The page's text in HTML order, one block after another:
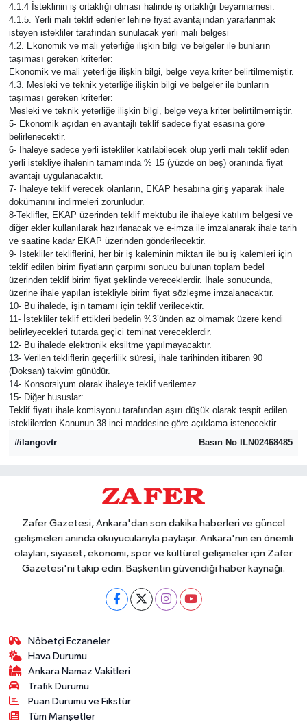
4.1.4 İsteklinin iş ortaklığı olması halinde iş ortaklığı beyannamesi.
4.1.5. Yerli malı teklif edenler lehine fiyat avantajından yararlanmak
isteyen istekliler tarafından sunulacak yerli malı belgesi
4.2. Ekonomik ve mali yeterliğe ilişkin bilgi ve belgeler ile bunların
taşıması gereken kriterler:
Ekonomik ve mali yeterliğe ilişkin bilgi, belge veya kriter belirtilmemiştir.
4.3. Mesleki ve teknik yeterliğe ilişkin bilgi ve belgeler ile bunların
taşıması gereken kriterler:
Mesleki ve teknik yeterliğe ilişkin bilgi, belge veya kriter belirtilmemiştir.
5- Ekonomik açıdan en avantajlı teklif sadece fiyat esasına göre
belirlenecektir.
6- İhaleye sadece yerli istekliler katılabilecek olup yerli malı teklif eden
yerli istekliye ihalenin tamamında % 15 (yüzde on beş) oranında fiyat
avantajı uygulanacaktır.
7- İhaleye teklif verecek olanların, EKAP hesabına giriş yaparak ihale
dokümanını indirmeleri zorunludur.
8-Teklifler, EKAP üzerinden teklif mektubu ile ihaleye katılım belgesi ve
diğer ekler kullanılarak hazırlanacak ve e-imza ile imzalanarak ihale tarih
ve saatine kadar EKAP üzerinden gönderilecektir.
9- İstekliler tekliflerini, her bir iş kaleminin miktarı ile bu iş kalemleri için
teklif edilen birim fiyatların çarpımı sonucu bulunan toplam bedel
üzerinden teklif birim fiyat şeklinde vereceklerdir. İhale sonucunda,
üzerine ihale yapılan istekliyle birim fiyat sözleşme imzalanacaktır.
10- Bu ihalede, işin tamamı için teklif verilecektir.
11- İstekliler teklif ettikleri bedelin %3’ünden az olmamak üzere kendi
belirleyecekleri tutarda geçici teminat vereceklerdir.
12- Bu ihalede elektronik eksiltme yapılmayacaktır.
13- Verilen tekliflerin geçerlilik süresi, ihale tarihinden itibaren 90
(Doksan) takvim günüdür.
14- Konsorsiyum olarak ihaleye teklif verilemez.
15- Diğer hususlar:
Teklif fiyatı ihale komisyonu tarafından aşırı düşük olarak tespit edilen
isteklilerden Kanunun 38 inci maddesine göre açıklama istenecektir.
#ilangovtr
Basın No ILN02468485
Zafer Gazetesi, Ankara'dan son dakika haberleri ve güncel
gelişmeleri anında okuyucularıyla paylaşır. Ankara'nın en önemli
olayları, siyaset, ekonomi, spor ve kültürel gelişmeler için Zafer
Gazetesi'ni takip edin. Başkentin güvendiği haber kaynağı.
Nöbetçi Eczaneler
Hava Durumu
Ankara Namaz Vakitleri
Trafik Durumu
Puan Durumu ve Fikstür
Tüm Manşetler